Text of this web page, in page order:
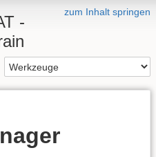
zum Inhalt springen
-